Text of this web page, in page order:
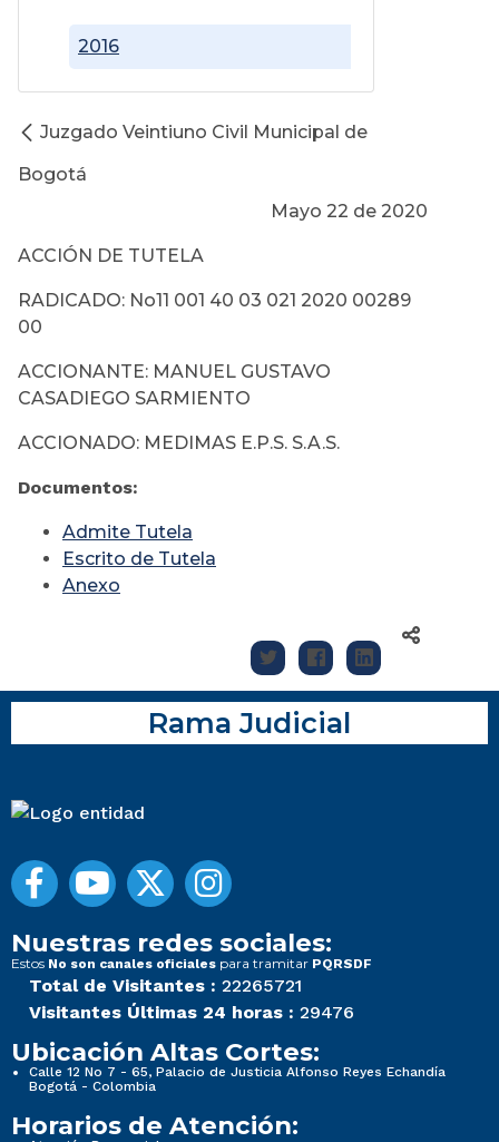
2016
Juzgado Veintiuno Civil Municipal de
Bogotá
Mayo 22 de 2020
ACCIÓN DE TUTELA
RADICADO: No11 001 40 03 021 2020 00289
00
ACCIONANTE: MANUEL GUSTAVO
CASADIEGO SARMIENTO
ACCIONADO: MEDIMAS E.P.S. S.A.S.
Documentos:
Admite Tutela
Escrito de Tutela
Anexo
Rama Judicial
Nuestras redes sociales:
Estos No son canales oficiales para tramitar PQRSDF
Total de Visitantes : 22265721
Visitantes Últimas 24 horas : 29476
Ubicación Altas Cortes:
Calle 12 No 7 - 65, Palacio de Justicia Alfonso Reyes Echandía
Bogotá - Colombia
Horarios de Atención: